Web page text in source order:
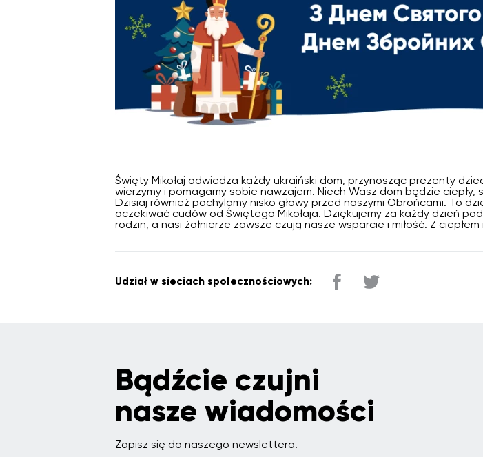
Święty Mikołaj odwiedza każdy ukraiński dom, przynosząc prezenty
wierzymy i pomagamy sobie nawzajem. Niech Wasz dom będzie ciepły,
Dzisiaj również pochylamy nisko głowy przed naszymi Obrońcami. To
oczekiwać cudów od Świętego Mikołaja. Dziękujemy za każdy dzień
rodzin, a nasi żołnierze zawsze czują nasze wsparcie i miłość. Z ciepłem
Udział w sieciach społecznościowych:
Bądźcie czujni
nasze wiadomości
Zapisz się do naszego newslettera.